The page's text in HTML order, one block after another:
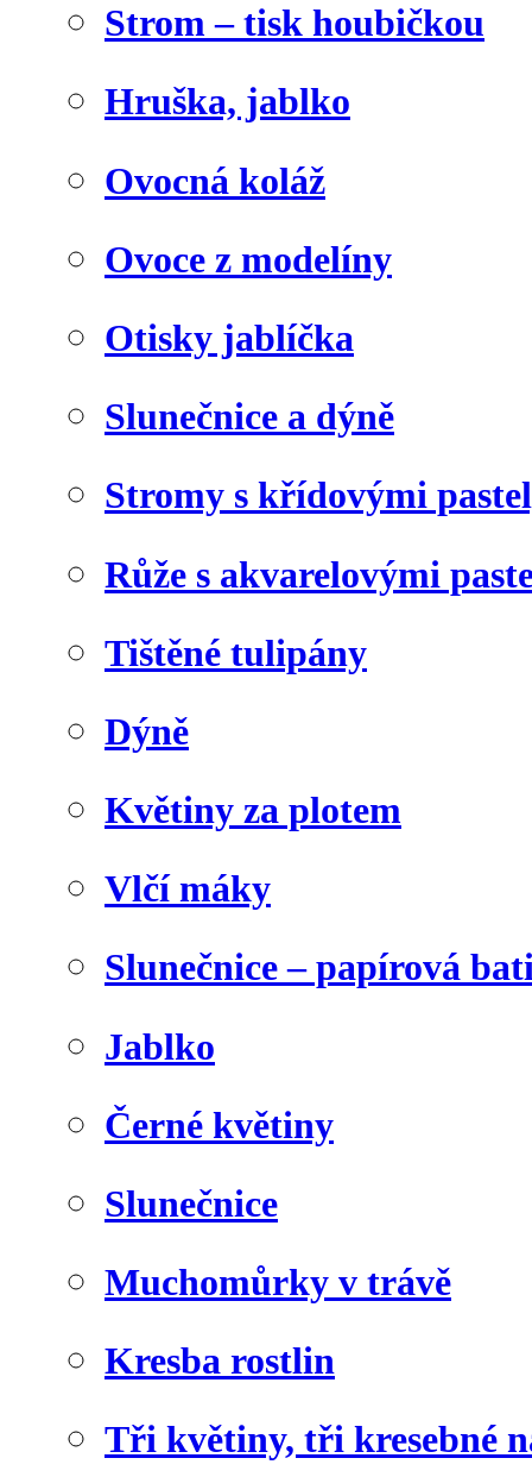
Strom – tisk houbičkou
Hruška, jablko
Ovocná koláž
Ovoce z modelíny
Otisky jablíčka
Slunečnice a dýně
Stromy s křídovými
Růže s akvarelovými
Tištěné tulipány
Dýně
Květiny za plotem
Vlčí máky
Slunečnice – papírová
Jablko
Černé květiny
Slunečnice
Muchomůrky v trávě
Kresba rostlin
Tři květiny, tři kresebné